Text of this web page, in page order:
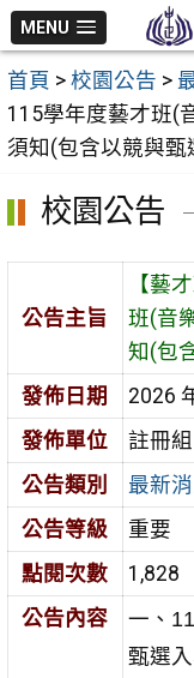
跳
至
主
要
內
MENU
首頁 > 校園公告 >
115學年度藝才班(
須知(包含以競與甄
校園公告
公告主旨
【藝
班(音
知(包
發佈日期
2026
發佈單位
註冊組
公告類別
最新
公告等級
重要
點閱次數
1,828
公告內容
一、
甄選